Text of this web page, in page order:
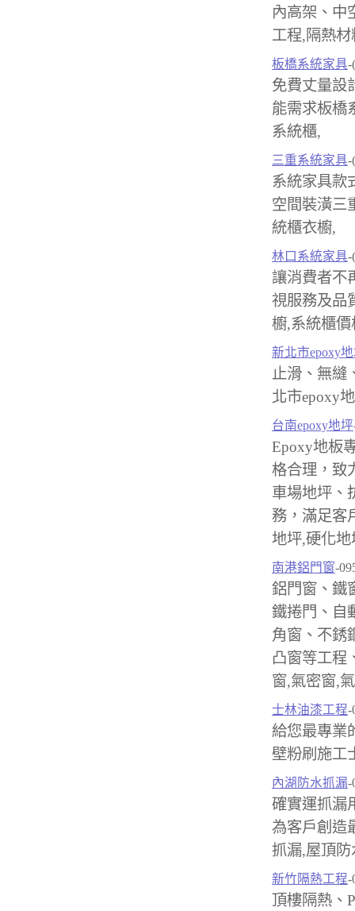
內高架、中
工程,隔熱
板橋系統家具-
免費丈量設
能需求板橋
系統櫃,
三重系統家具-
系統家具款
空間裝潢三
統櫃衣櫥,
林口系統家具-
讓消費者不
視服務及品
櫥,系統櫃價
新北市epoxy
止滑、無縫
北市epoxy
台南epoxy地坪
Epoxy地板
格合理，致
車場地坪、
務，滿足客
地坪,硬化地
南港鋁門窗-
鋁門窗、鐵
鐵捲門、自
角窗、不銹
凸窗等工程
窗,氣密窗,
士林油漆工程-
給您最專業
壁粉刷施工
內湖防水抓漏-
確實運抓漏
為客戶創造
抓漏,屋頂
新竹隔熱工程-
頂樓隔熱